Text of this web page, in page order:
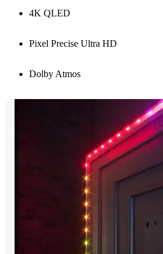
4K QLED
Pixel Precise Ultra HD
Dolby Atmos